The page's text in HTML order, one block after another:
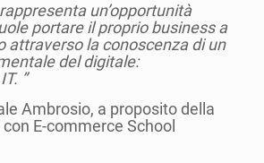
un’opportunità
portare il proprio business a
attraverso la conoscenza di un
del digitale:
”
Ambrosio, a proposito della
E-commerce School